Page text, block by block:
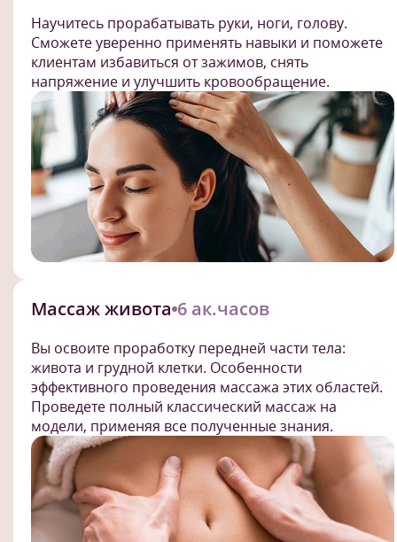
Научитесь прорабатывать руки, ноги, голову.
Сможете уверенно применять навыки и поможете
клиентам избавиться от зажимов, снять
напряжение и улучшить кровообращение.
Массаж живота 6 ак.часов
Вы освоите проработку передней части тела:
живота и грудной клетки. Особенности
эффективного проведения массажа этих областей.
Проведете полный классический массаж на
модели, применяя все полученные знания.